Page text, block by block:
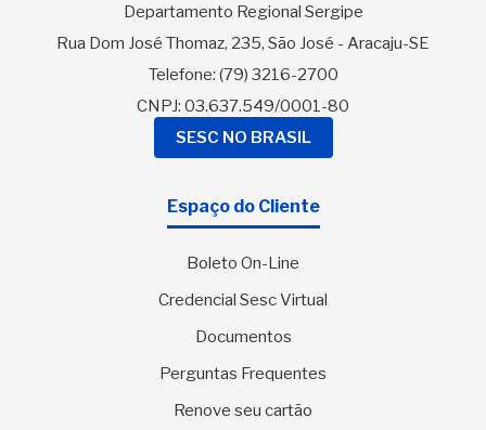
Departamento Regional Sergipe
Rua Dom José Thomaz, 235, São José - Aracaju-SE
Telefone: (79) 3216-2700
CNPJ: 03.637.549/0001-80
SESC NO BRASIL
Espaço do Cliente
Boleto On-Line
Credencial Sesc Virtual
Documentos
Perguntas Frequentes
Renove seu cartão